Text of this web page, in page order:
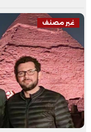
غير مصنف